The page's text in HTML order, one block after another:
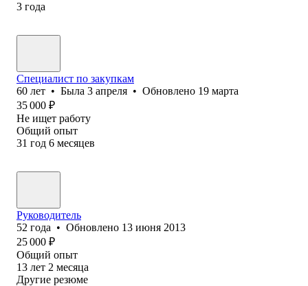
3 года
Специалист по закупкам
60 лет • Была 3 апреля • Обновлено 19 марта
35 000 ₽
Не ищет работу
Общий опыт
31 год 6 месяцев
Руководитель
52 года • Обновлено 13 июня 2013
25 000 ₽
Общий опыт
13 лет 2 месяца
Другие резюме